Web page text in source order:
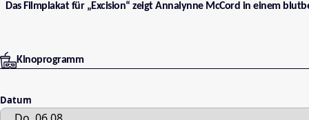
Das Filmplakat für „Excision“ zeigt Annalynne McCord in einem
Kinoprogramm
Datum